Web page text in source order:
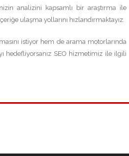
analizini kapsamlı bir araştırma ile
ulaşma yollarını hızlandırmaktayız.
istiyor hem de arama motorlarında
hedefliyorsanız SEO hizmetimiz ile ilgili